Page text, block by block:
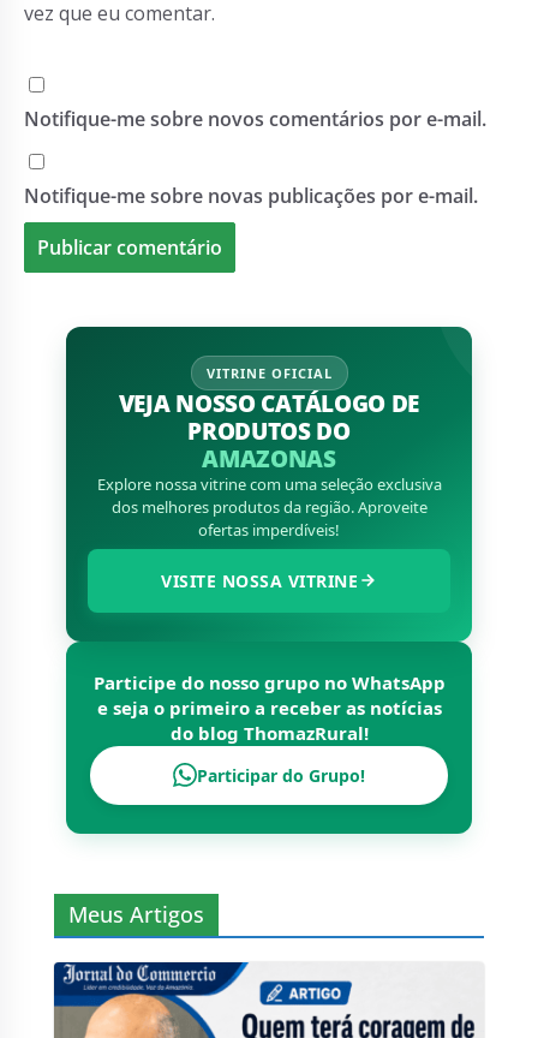
vez que eu comentar.
Notifique-me sobre novos comentários por e-mail.
Notifique-me sobre novas publicações por e-mail.
VITRINE OFICIAL
VEJA NOSSO CATÁLOGO DE
PRODUTOS DO
AMAZONAS
Explore nossa vitrine com uma seleção exclusiva
dos melhores produtos da região. Aproveite
ofertas imperdíveis!
VISITE NOSSA VITRINE
Participe do nosso grupo no WhatsApp
e seja o primeiro a receber as notícias
do blog ThomazRural!
Participar do Grupo!
Meus Artigos